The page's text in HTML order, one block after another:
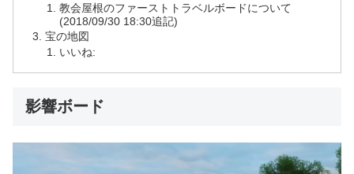
教会屋根のファーストトラベルボードについて
(2018/09/30 18:30追記)
宝の地図
いいね:
影響ボード